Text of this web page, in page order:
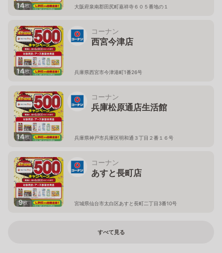
14枚 大阪府泉南郡田尻町嘉祥寺６０５番地の１
14枚
コーナン
西宮今津店
兵庫県西宮市今津港町1番26号
14枚
コーナン
兵庫松原通店生活館
兵庫県神戸市兵庫区明和通３丁目２番１６号
9枚
コーナン
あすと長町店
宮城県仙台市太白区あすと長町二丁目3番10号
すべて見る